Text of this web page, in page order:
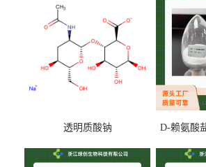
透明质酸钠
D-赖氨酸